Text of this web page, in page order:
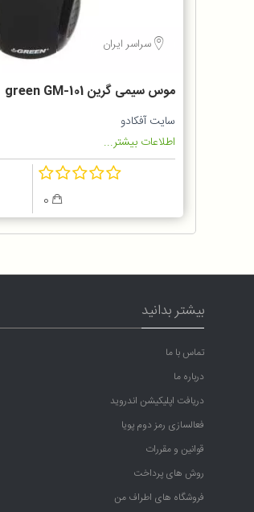
سراسر ایران
موس سیمی گرین green GM-101
سایت آفکادو
اطلاعات بیشتر...
بیشتر بدانید
تماس با ما
درباره ما
دریافت اپلیکیشن اندروید
فعالسازی رمز دوم پویا
قوانین و مقررات
روش های پرداخت
فروشگاه های اطراف من